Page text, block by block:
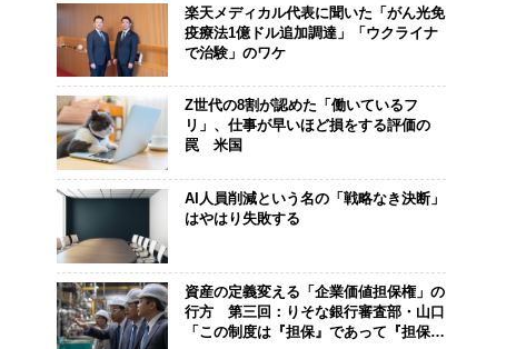
楽天メディカル代表に聞いた「がん光免
疫療法1億ドル追加調達」「ウクライナ
で治験」のワケ
Z世代の8割が認めた「働いているフ
リ」、仕事が早いほど損をする評価の
罠 米国
AI人員削減という名の「戦略なき決断」
はやはり失敗する
資産の定義変える「企業価値担保権」の
行方 第三回：りそな銀行審査部・山口
「この制度は『担保』であって『担保』